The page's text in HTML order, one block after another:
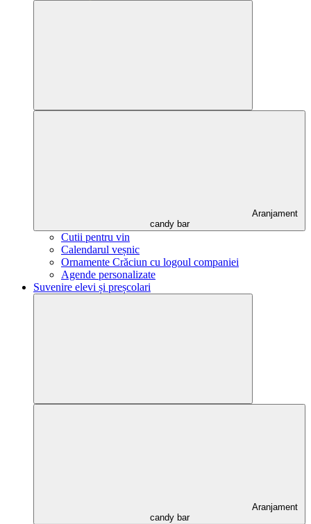
Aranjament
candy bar
Cutii pentru vin
Calendarul veșnic
Ornamente Crăciun cu logoul companiei
Agende personalizate
Suvenire elevi și preșcolari
Aranjament
candy bar